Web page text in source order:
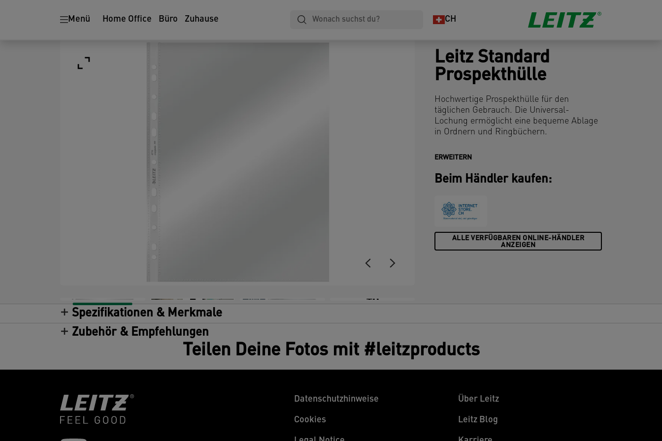
Menü Home Office Büro Zuhause CH
+8
Leitz Standard
Prospekthülle
Hochwertige Prospekthülle für den
täglichen Gebrauch. Die Universal-
Lochung ermöglicht eine bequeme Ablage
in Ordnern und Ringbüchern.
ERWEITERN
Beim Händler kaufen:
ALLE VERFÜGBAREN ONLINE-HÄNDLER
ANZEIGEN
Spezifikationen & Merkmale
Zubehör & Empfehlungen
Teilen Deine Fotos mit #leitzproducts
Datenschutzhinweise
Cookies
Über Leitz
Leitz Blog